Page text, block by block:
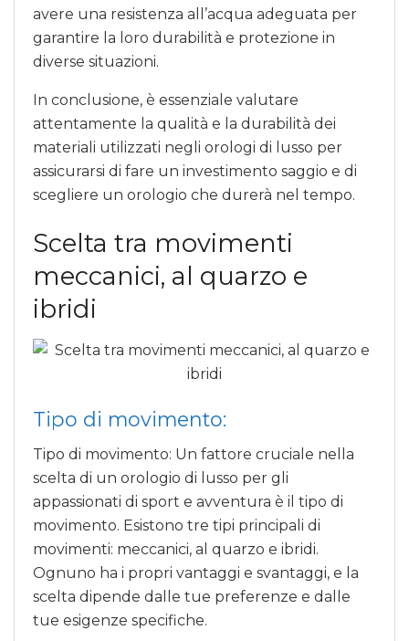
avere una resistenza all’acqua adeguata per
garantire la loro durabilità e protezione in
diverse situazioni.
In conclusione, è essenziale valutare
attentamente la qualità e la durabilità dei
materiali utilizzati negli orologi di lusso per
assicurarsi di fare un investimento saggio e di
scegliere un orologio che durerà nel tempo.
Scelta tra movimenti
meccanici, al quarzo e
ibridi
Tipo di movimento:
Tipo di movimento: Un fattore cruciale nella
scelta di un orologio di lusso per gli
appassionati di sport e avventura è il tipo di
movimento. Esistono tre tipi principali di
movimenti: meccanici, al quarzo e ibridi.
Ognuno ha i propri vantaggi e svantaggi, e la
scelta dipende dalle tue preferenze e dalle
tue esigenze specifiche.